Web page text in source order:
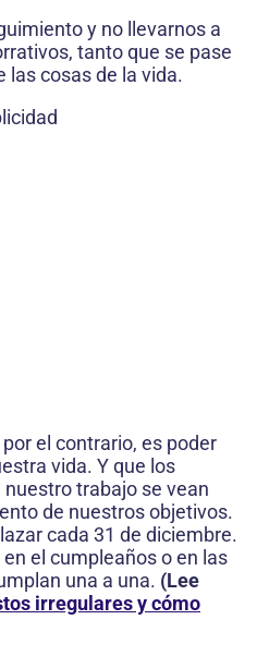
y no llevarnos a
tanto que se pase
las cosas de la vida.
el contrario, es poder
vida. Y que los
trabajo se vean
de nuestros objetivos.
cada 31 de diciembre.
el cumpleaños o en las
una a una. (Lee
irregulares y cómo